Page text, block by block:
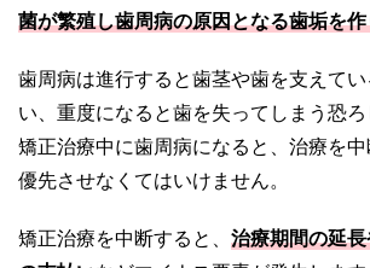
菌が繁殖し歯周病の原因となる歯垢を
歯周病は進行すると歯茎や歯を支えて
い、重度になると歯を失ってしまう恐ろ
矯正治療中に歯周病になると、治療を
優先させなくてはいけません。
矯正治療を中断すると、 治療期間の延